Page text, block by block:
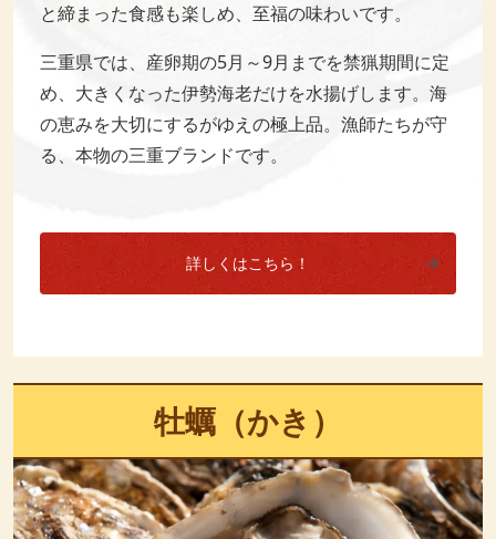
と締まった食感も楽しめ、至福の味わいです。
三重県では、産卵期の5月～9月までを禁猟期間に定
め、大きくなった伊勢海老だけを水揚げします。海
の恵みを大切にするがゆえの極上品。漁師たちが守
る、本物の三重ブランドです。
詳しくはこちら！
牡蠣（かき）